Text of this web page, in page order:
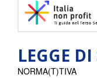
LEGGE
NORMA(T)TIVA